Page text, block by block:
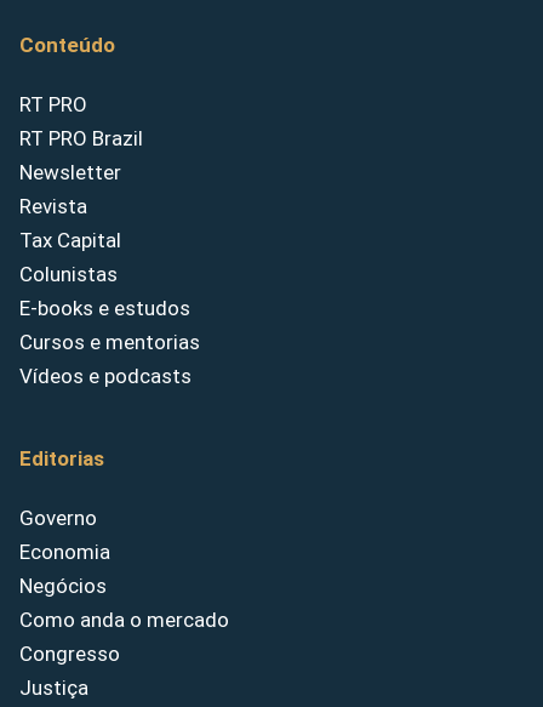
Conteúdo
RT PRO
RT PRO Brazil
Newsletter
Revista
Tax Capital
Colunistas
E-books e estudos
Cursos e mentorias
Vídeos e podcasts
Editorias
Governo
Economia
Negócios
Como anda o mercado
Congresso
Justiça